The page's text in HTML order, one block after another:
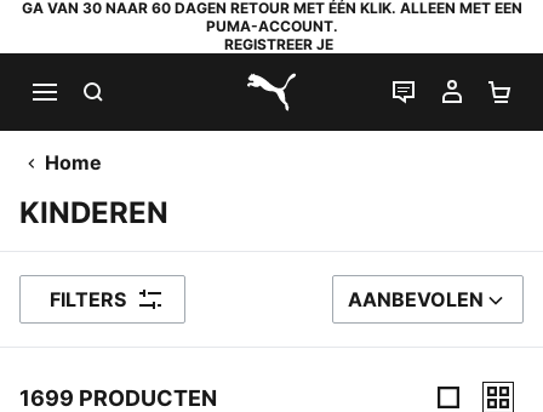
GA VAN 30 NAAR 60 DAGEN RETOUR MET ÉÉN KLIK. ALLEEN MET EEN
PUMA-ACCOUNT.
REGISTREER JE
PUMA.com
LIVE CHAT
MIJN
Home
KINDEREN
FILTERS SORTEER OP
AANBEVOLEN
1699 PRODUCTEN